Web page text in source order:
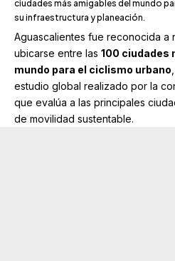
ciudades más amigables del mundo
su infraestructura y planeación.
Aguascalientes fue reconocida a
ubicarse entre las 100 ciudades
mundo para el ciclismo urbano
estudio global realizado por la
que evalúa a las principales
de movilidad sustentable.